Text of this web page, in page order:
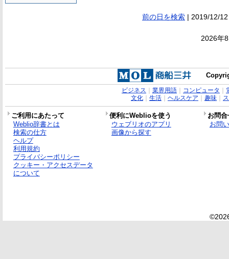
前の日を検索| 2019/12/
2026年
ビジネス 業界用語｜ コンピュータ
文化｜ 生活｜ ヘルスケア 趣味｜
ご利用にあたって 便利にWeblioを使う
お問
Weblio辞書とは
検索の仕方
ヘルプ
利用規約
プライバシーポリシー
クッキー・アクセスデータ
について
ウェブリオのアプリ
画像から探す
お問